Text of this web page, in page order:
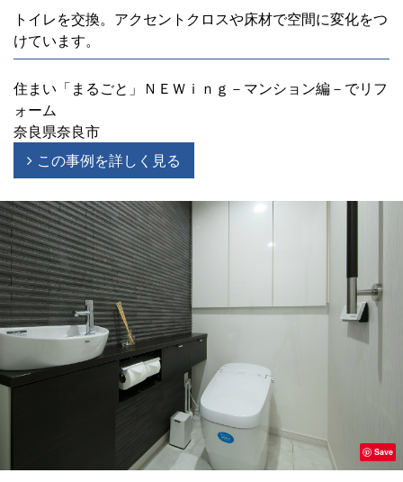
トイレを交換。アクセントクロスや床材で空間に変化をつ
けています。
住まい「まるごと」ＮＥＷｉｎｇ－マンション編－でリフ
ォーム
奈良県奈良市
この事例を詳しく見る
Save